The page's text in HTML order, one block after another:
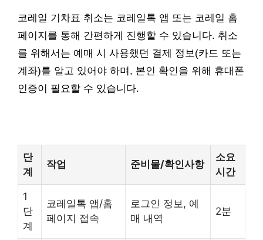
코레일 기차표 취소는 코레일톡 앱 또는 코레일 홈
페이지를 통해 간편하게 진행할 수 있습니다. 취소
를 위해서는 예매 시 사용했던 결제 정보(카드 또는
계좌)를 알고 있어야 하며, 본인 확인을 위해 휴대폰
인증이 필요할 수 있습니다.
단
계
작업 준비물/확인사항
소요
시간
1
단
계
코레일톡 앱/홈
페이지 접속
로그인 정보, 예
매 내역
2분